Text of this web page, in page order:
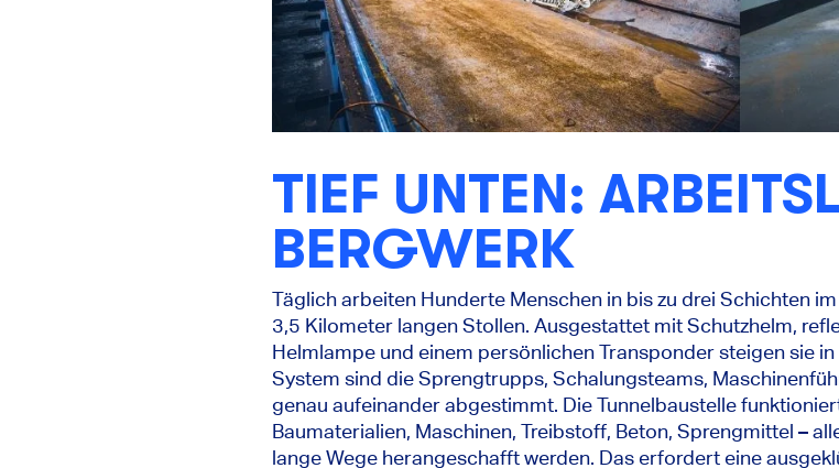
TIEF UNTEN:
BERGWERK
Täglich arbeiten Hunderte Menschen in bis zu drei Schichten
3,5 Kilometer langen Stollen. Ausgestattet mit Schutzhelm,
Helmlampe und einem persönlichen Transponder steigen sie
System sind die Sprengtrupps, Schalungsteams,
genau aufeinander abgestimmt. Die Tunnelbaustelle
Baumaterialien, Maschinen, Treibstoff, Beton, Sprengmittel –
lange Wege herangeschafft werden. Das erfordert eine